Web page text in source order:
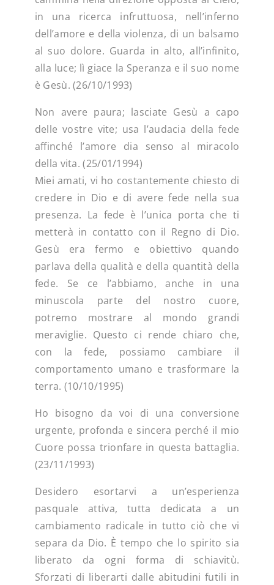
in una ricerca infruttuosa, nell’inferno
dell’amore e della violenza, di un balsamo
al suo dolore. Guarda in alto, all’infinito,
alla luce; lì giace la Speranza e il suo nome
è Gesù. (26/10/1993)
Non avere paura; lasciate Gesù a capo
delle vostre vite; usa l’audacia della fede
affinché l’amore dia senso al miracolo
della vita. (25/01/1994)
Miei amati, vi ho costantemente chiesto di
credere in Dio e di avere fede nella sua
presenza. La fede è l’unica porta che ti
metterà in contatto con il Regno di Dio.
Gesù era fermo e obiettivo quando
parlava della qualità e della quantità della
fede. Se ce l’abbiamo, anche in una
minuscola parte del nostro cuore,
potremo mostrare al mondo grandi
meraviglie. Questo ci rende chiaro che,
con la fede, possiamo cambiare il
comportamento umano e trasformare la
terra. (10/10/1995)
Ho bisogno da voi di una conversione
urgente, profonda e sincera perché il mio
Cuore possa trionfare in questa battaglia.
(23/11/1993)
Desidero esortarvi a un’esperienza
pasquale attiva, tutta dedicata a un
cambiamento radicale in tutto ciò che vi
separa da Dio. È tempo che lo spirito sia
liberato da ogni forma di schiavitù.
Sforzati di liberarti dalle abitudini futili in